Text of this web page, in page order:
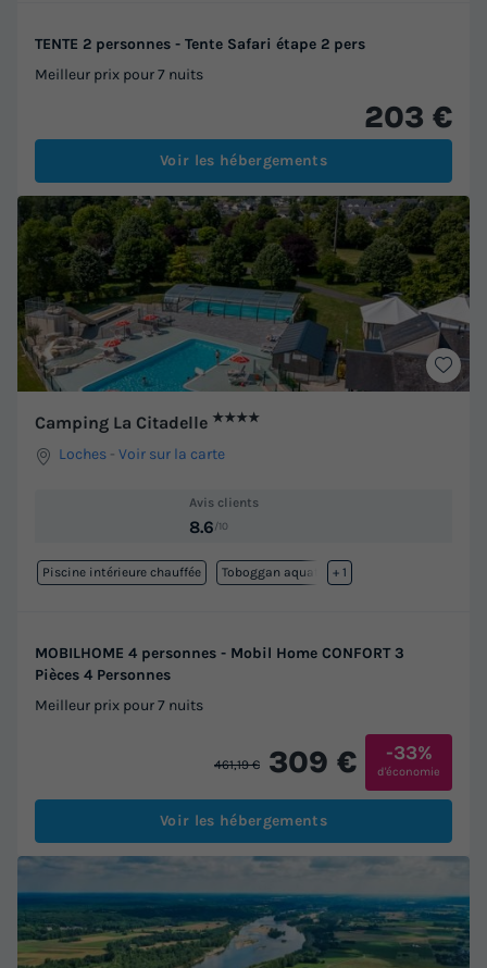
TENTE 2 personnes - Tente Safari étape 2 pers
Meilleur prix pour 7 nuits
203 €
Voir les hébergements
Camping La Citadelle ★★★★
Loches -Voir sur la carte
Avis clients
8.6/10
Piscine intérieure chauffée Toboggan aquatique
+ 1
MOBILHOME 4 personnes - Mobil Home CONFORT 3
Pièces 4 Personnes
Meilleur prix pour 7 nuits
461,19 € 309 € -33%
d'économie
Voir les hébergements